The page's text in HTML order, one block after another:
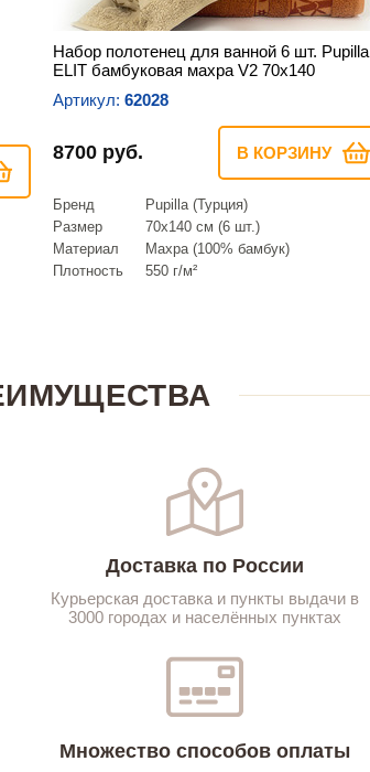
Набор полотенец для ванной 6 шт. Pupilla
ELIT бамбуковая махра V2 70х140
Артикул: 62028
8700 руб. В КОРЗИНУ
Бренд
Pupilla (Турция)
Размер
70х140 см (6 шт.)
Материал
Махра (100% бамбук)
Плотность
550 г/м²
Доставка по России
Курьерская доставка и пункты выдачи в
3000 городах и населённых пунктах
Множество способов оплаты